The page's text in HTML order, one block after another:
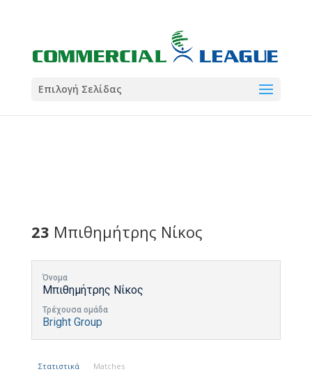
Coral
Σωματείο ΣΟΛ
Coral
5
Επιλογή Σελίδας
23 Μπιθημήτρης Νίκος
Όνομα
Μπιθημήτρης Νίκος
Τρέχουσα ομάδα
Bright Group
Στατιστικά Matches